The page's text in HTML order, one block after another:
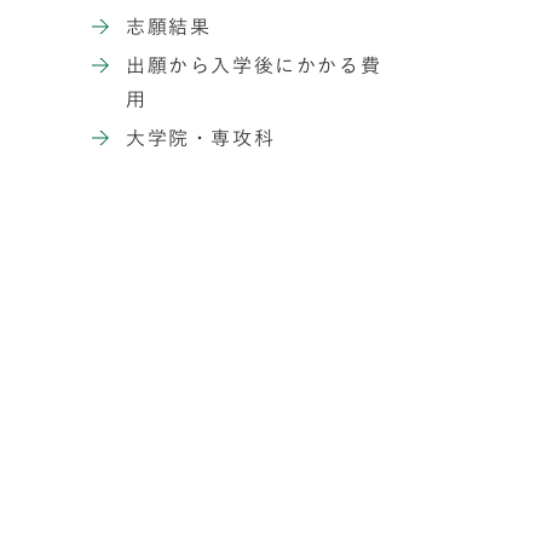
志願結果
出願から入学後にかかる費
用
大学院・専攻科